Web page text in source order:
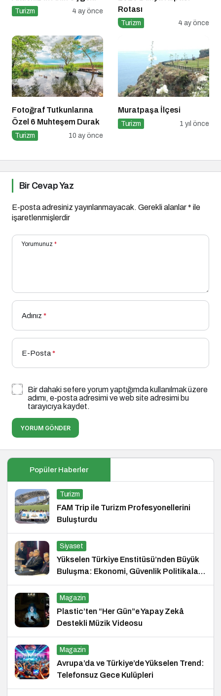
Turizm 4 ay önce
Rotası
Turizm 4 ay önce
Fotoğraf Tutkunlarına
Özel 6 Muhteşem Durak
Turizm 10 ay önce
Muratpaşa İlçesi
Turizm 1 yıl önce
Bir Cevap Yaz
E-posta adresiniz yayınlanmayacak. Gerekli alanlar* ile
işaretlenmişlerdir
Yorumunuz *
Adınız *
E-Posta*
Bir dahaki sefere yorum yaptığımda kullanılmak üzere
adımı, e-posta adresimi ve web site adresimi bu
tarayıcıya kaydet.
YORUM GÖNDER
Popüler Haberler
Turizm
FAM Trip ile Turizm Profesyonellerini
Buluşturdu
Siyaset
Yükselen Türkiye Enstitüsü’nden Büyük
Buluşma: Ekonomi, Güvenlik Politikaları
ve Hukuk Konferansı
Magazin
Plastic’ten “Her Gün”e Yapay Zekâ
Destekli Müzik Videosu
Magazin
Avrupa’da ve Türkiye’de Yükselen Trend:
Telefonsuz Gece Kulüpleri